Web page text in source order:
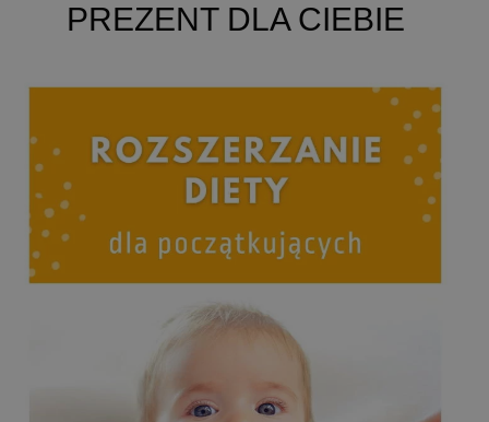
PREZENT DLA CIEBIE